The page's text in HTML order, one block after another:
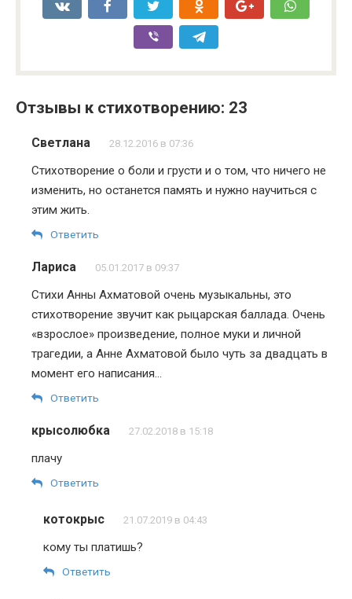
Отзывы к стихотворению: 23
Светлана 28.12.2016 в 07:36
Стихотворение о боли и грусти и о том, что ничего не
изменить, но останется память и нужно научиться с
этим жить.
Ответить
Лариса 05.01.2017 в 09:37
Стихи Анны Ахматовой очень музыкальны, это
стихотворение звучит как рыцарская баллада. Очень
«взрослое» произведение, полное муки и личной
трагедии, а Анне Ахматовой было чуть за двадцать в
момент его написания…
Ответить
крысолюбка 27.02.2018 в 15:18
плачу
Ответить
котокрыс 21.07.2019 в 04:43
кому ты платишь?
Ответить